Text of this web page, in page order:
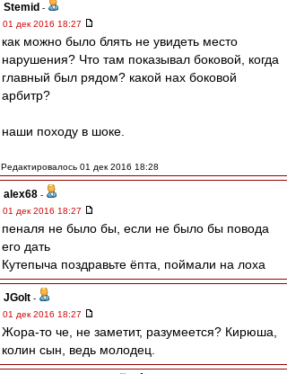
Stemid -
01 дек 2016 18:27
как можно было блять не увидеть место
нарушения? Что там показывал боковой, когда
главный был рядом? какой нах боковой
арбитр?
наши походу в шоке.
Редактировалось 01 дек 2016 18:28
alex68 -
01 дек 2016 18:27
пеналя не было бы, если не было бы повода
его дать
Кутепыча поздравьте ёпта, поймали на лоха
JGolt -
01 дек 2016 18:27
Жора-то че, не заметит, разумеется? Кирюша,
колин сын, ведь молодец.